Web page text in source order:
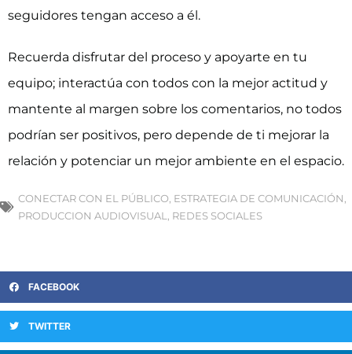
seguidores tengan acceso a él.
Recuerda disfrutar del proceso y apoyarte en tu
equipo; interactúa con todos con la mejor actitud y
mantente al margen sobre los comentarios, no todos
podrían ser positivos, pero depende de ti mejorar la
relación y potenciar un mejor ambiente en el espacio.
CONECTAR CON EL PÚBLICO, ESTRATEGIA DE COMUNICACIÓN,
PRODUCCION AUDIOVISUAL, REDES SOCIALES
FACEBOOK
TWITTER